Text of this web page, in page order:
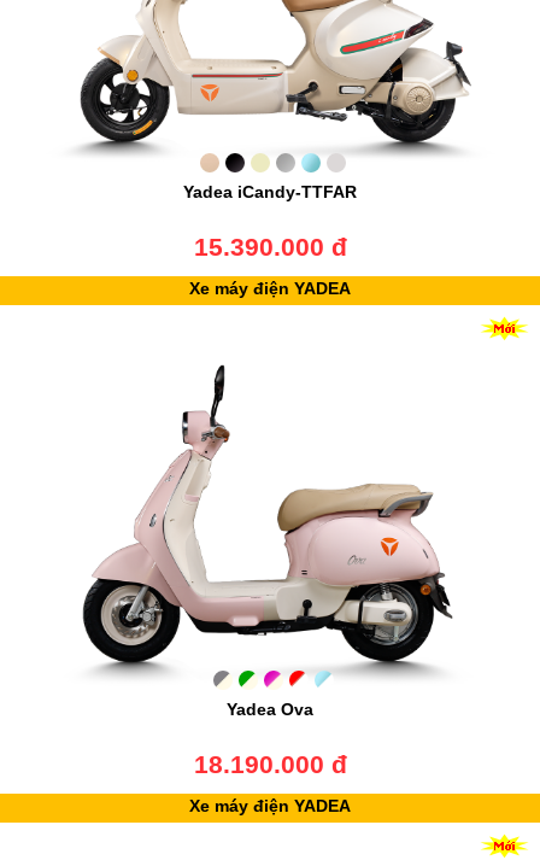
Yadea iCandy-TTFAR
15.390.000 đ
Xe máy điện YADEA
Yadea Ova
18.190.000 đ
Xe máy điện YADEA